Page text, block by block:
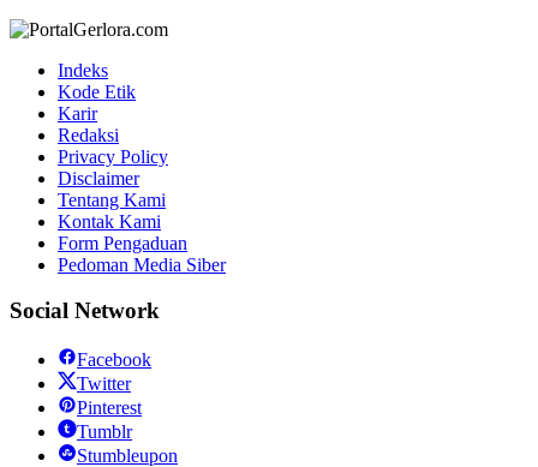
Indeks
Kode Etik
Karir
Redaksi
Privacy Policy
Disclaimer
Tentang Kami
Kontak Kami
Form Pengaduan
Pedoman Media Siber
Social Network
Facebook
Twitter
Pinterest
Tumblr
Stumbleupon